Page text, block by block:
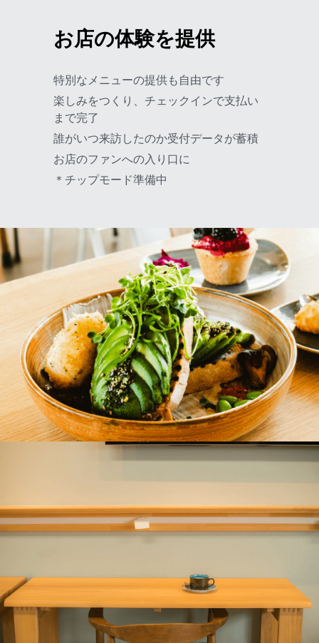
お店の体験を提供
特別なメニューの提供も自由です
楽しみをつくり、チェックインで支払い
まで完了
誰がいつ来訪したのか受付データが蓄積
お店のファンへの入り口に
＊チップモード準備中